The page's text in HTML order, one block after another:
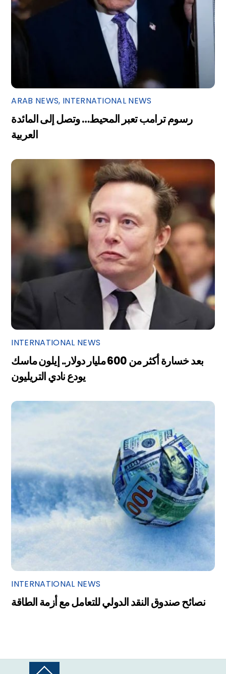
ARAB NEWS, INTERNATIONAL NEWS
رسوم ترامب تعبر المحيط… وتصل إلى المائدة
العربية
INTERNATIONAL NEWS
بعد خسارة أكثر من 600 مليار دولار.. إيلون ماسك
يودع نادي التريليون
INTERNATIONAL NEWS
نصائح صندوق النقد الدولي للتعامل مع أزمة الطاقة